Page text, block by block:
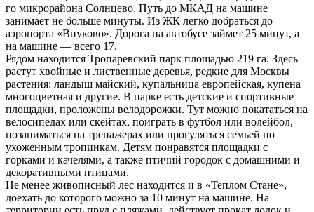
го микрорайона Солнцево. Путь до МКАД на машине
занимает не больше минуты. Из ЖК легко добраться до
аэропорта «Внуково». Дорога на автобусе займет 25 минут, а
на машине — всего 17.
Рядом находится Тропаревский парк площадью 219 га. Здесь
растут хвойные и лиственные деревья, редкие для Москвы
растения: ландыш майский, купальница европейская, купена
многоцветная и другие. В парке есть детские и спортивные
площадки, проложены велодорожки. Тут можно покататься на
велосипедах или скейтах, поиграть в футбол или волейбол,
позаниматься на тренажерах или прогуляться семьей по
ухоженным тропинкам. Детям понравятся площадки с
горками и качелями, а также птичий городок с домашними и
декоративными птицами.
Не менее живописный лес находится и в «Теплом Стане»,
доехать до которого можно за 10 минут на машине. На